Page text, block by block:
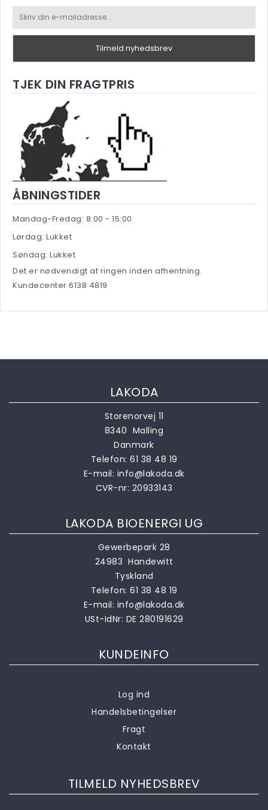
Træpiller pris
Tilmeld nyhedsbrev
TJEK DIN FRAGTPRIS
ÅBNINGSTIDER
Mandag-Fredag: 8:00 - 15:00
Lørdag: Lukket
Søndag: Lukket
Det er nødvendigt at ringen inden afhentning.
Kundecenter 6138 4819
LAKODA
Storenorvej 11
8340 Malling
Danmark
Telefon: 61 38 48 19
E-mail: info@lakoda.dk
CVR-nr: 20933143
LAKODA BIOENERGI UG
Gewerbepark 28
24983 Handewitt
Tyskland
Telefon: 61 38 48 19
E-mail: info@lakoda.dk
USt-IdNr: DE 280191629
KUNDEINFO
Log ind
Handelsbetingelser
Fragt
Kontakt
TILMELD NYHEDSBREV